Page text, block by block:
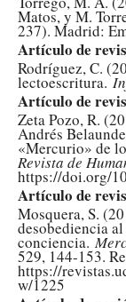
Matos, y M.
237). Madrid:
Artículo de
Rodríguez, C.
lectoescritura.
Artículo de
Zeta Pozo, R.
Andrés
«Mercurio» de
Revista de
https://doi.org/
Artículo de
Mosquera, S.
desobediencia
conciencia.
529, 144-153.
https://
w/1225